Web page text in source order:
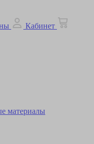
Кабинет
материалы